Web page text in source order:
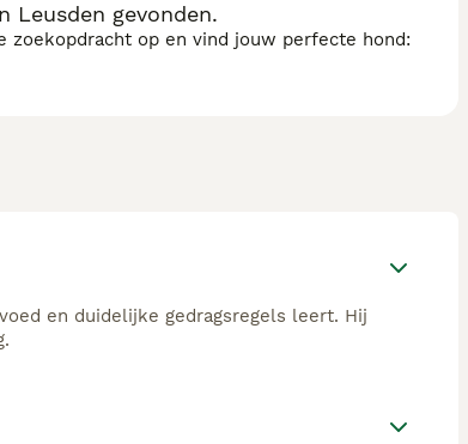
Leusden gevonden.
op en vind jouw perfecte hond:
en duidelijke gedragsregels leert. Hij